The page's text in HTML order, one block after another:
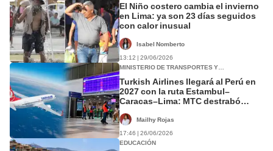
El Niño costero cambia el invierno
en Lima: ya son 23 días seguidos
con calor inusual
Isabel Nomberto
13:12 | 29/06/2026
MINISTERIO DE TRANSPORTES Y
Turkish Airlines llegará al Perú en
2027 con la ruta Estambul–
Caracas–Lima: MTC destrabó
dos años
Mailhy Rojas
17:46 | 26/06/2026
EDUCACIÓN